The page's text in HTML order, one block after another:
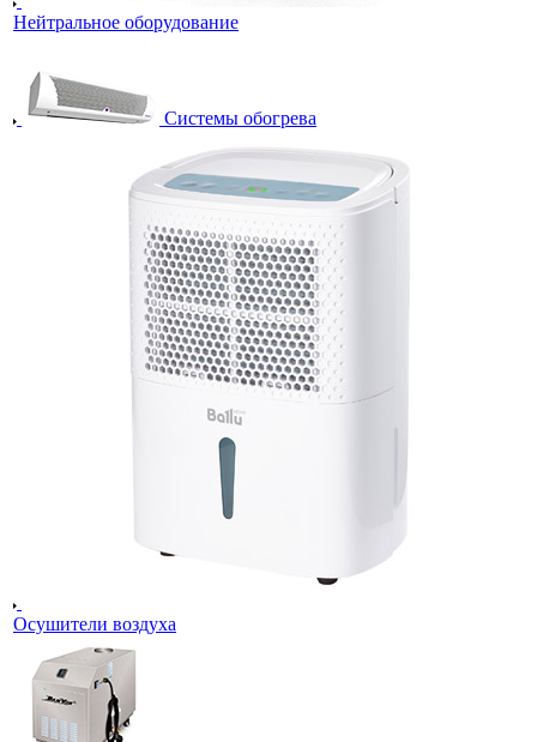
Нейтральное оборудование
Системы обогрева
Осушители воздуха